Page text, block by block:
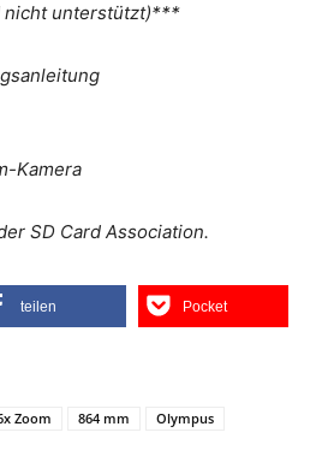
nicht unterstützt)***
Kamera
SD Card Association.
teilen Pocket
Zoom 864 mm
Olympus